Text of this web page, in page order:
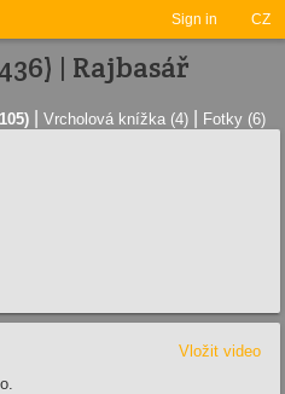
Sign in CZ
| Rajbasář
Vrcholová knížka (4) Fotky (6)
Vložit video